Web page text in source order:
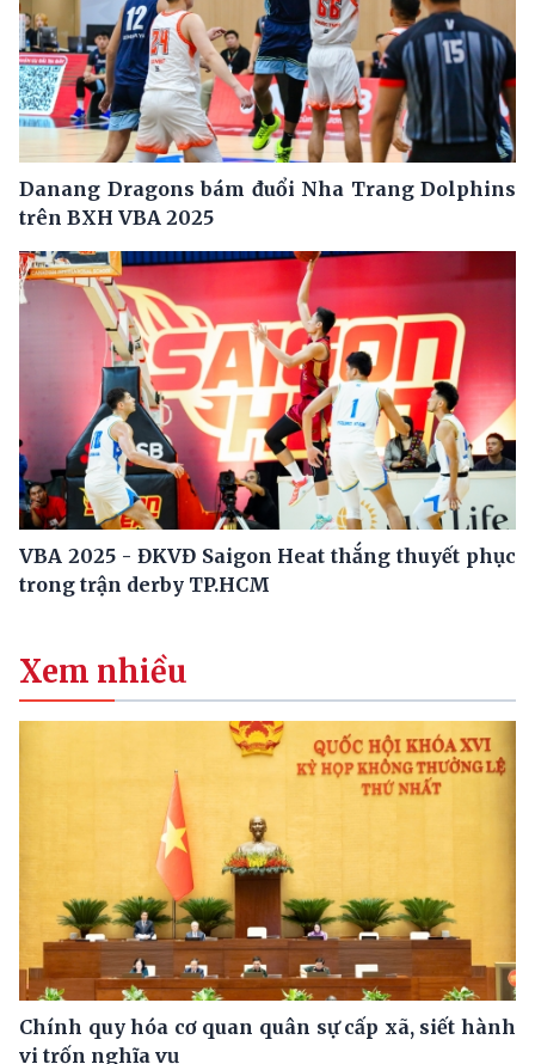
Danang Dragons bám đuổi Nha Trang Dolphins
trên BXH VBA 2025
VBA 2025 - ĐKVĐ Saigon Heat thắng thuyết phục
trong trận derby TP.HCM
Xem nhiều
Chính quy hóa cơ quan quân sự cấp xã, siết hành
vi trốn nghĩa vụ